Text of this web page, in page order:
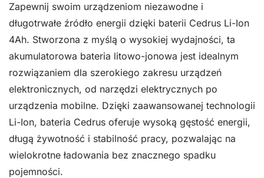
4Ah
Zapewnij swoim urządzeniom niezawodne i
długotrwałe źródło energii dzięki baterii Cedrus Li-Ion
4Ah. Stworzona z myślą o wysokiej wydajności, ta
akumulatorowa bateria litowo-jonowa jest idealnym
rozwiązaniem dla szerokiego zakresu urządzeń
elektronicznych, od narzędzi elektrycznych po
urządzenia mobilne. Dzięki zaawansowanej technologii
Li-Ion, bateria Cedrus oferuje wysoką gęstość energii,
długą żywotność i stabilność pracy, pozwalając na
wielokrotne ładowania bez znacznego spadku
pojemności.